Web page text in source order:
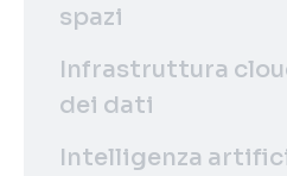
spazi
Infrastruttura
dei dati
Intelligenza